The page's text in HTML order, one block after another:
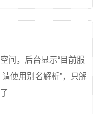
间，后台显示“目前服
使用别名解析”，只解